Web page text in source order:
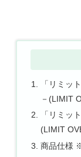
「リミッ
－(LIMIT
「リミッ
(LIMIT
商品仕様